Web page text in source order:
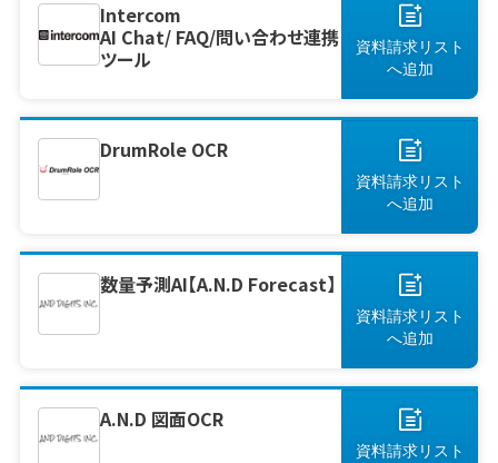
Intercom
AI Chat/ FAQ/問い合わせ連携
ツール
資料請求リスト
へ追加
DrumRole OCR
資料請求リスト
へ追加
数量予測AI【A.N.D Forecast】
資料請求リスト
へ追加
A.N.D 図面OCR
資料請求リスト